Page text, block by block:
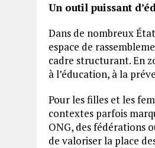
Un outil puissant
Dans de nombreux
espace de
cadre structurant. En
à l’éducation, à la
Pour les filles et les
contextes parfois
ONG, des fédérations
de valoriser la place